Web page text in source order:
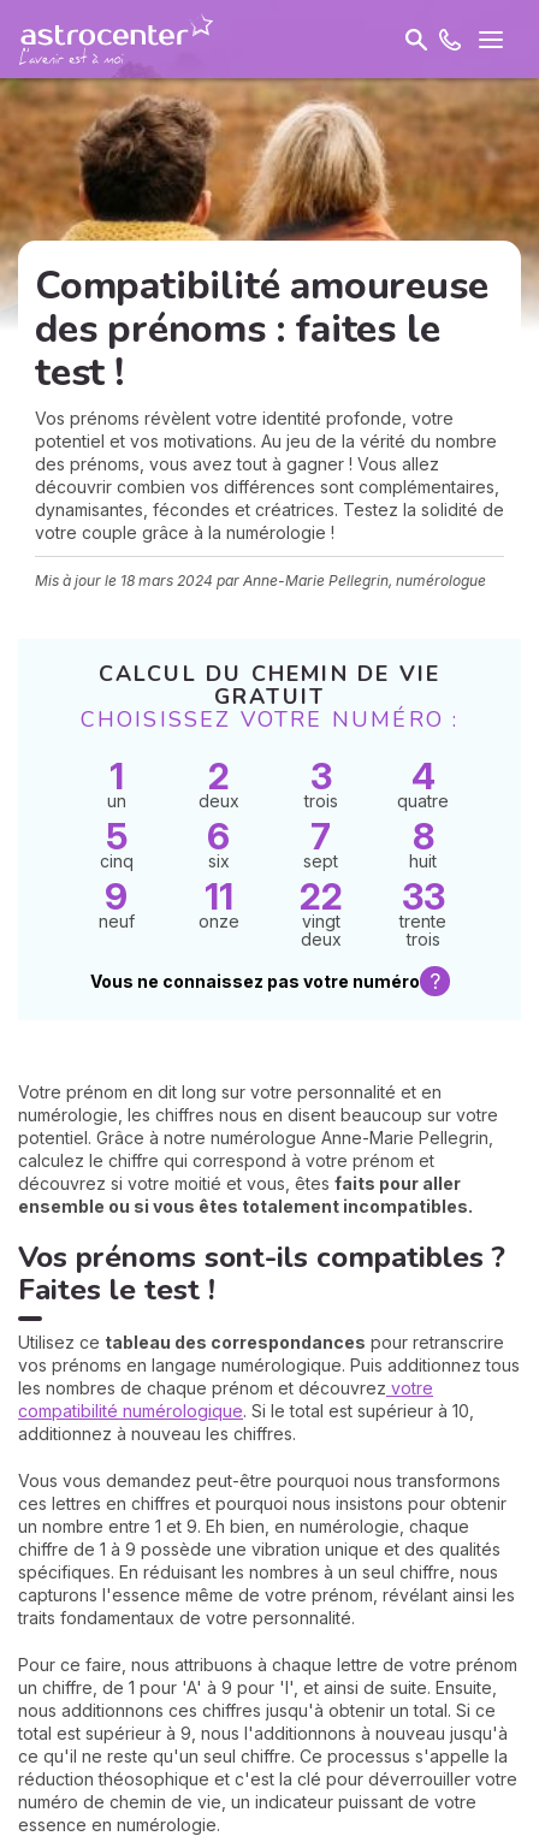
Compatibilité amoureuse
des prénoms : faites le
test !
Vos prénoms révèlent votre identité profonde, votre
potentiel et vos motivations. Au jeu de la vérité du nombre
des prénoms, vous avez tout à gagner ! Vous allez
découvrir combien vos différences sont complémentaires,
dynamisantes, fécondes et créatrices. Testez la solidité de
votre couple grâce à la numérologie !
Mis à jour le 18 mars 2024 par Anne-Marie Pellegrin, numérologue
CALCUL DU CHEMIN DE VIE
GRATUIT
CHOISISSEZ VOTRE NUMÉRO :
1
un
2
deux
3
trois
4
quatre
5
cinq
6
six
7
sept
8
huit
9
neuf
11
onze
22
vingt
deux
33
trente
trois
Vous ne connaissez pas votre numéro ?
Votre prénom en dit long sur votre personnalité et en
numérologie, les chiffres nous en disent beaucoup sur votre
potentiel. Grâce à notre numérologue Anne-Marie Pellegrin,
calculez le chiffre qui correspond à votre prénom et
découvrez si votre moitié et vous, êtes faits pour aller
ensemble ou si vous êtes totalement incompatibles.
Vos prénoms sont-ils compatibles ?
Faites le test !
Utilisez ce tableau des correspondances pour retranscrire
vos prénoms en langage numérologique. Puis additionnez tous
les nombres de chaque prénom et découvrez votre
compatibilité numérologique. Si le total est supérieur à 10,
additionnez à nouveau les chiffres.
Vous vous demandez peut-être pourquoi nous transformons
ces lettres en chiffres et pourquoi nous insistons pour obtenir
un nombre entre 1 et 9. Eh bien, en numérologie, chaque
chiffre de 1 à 9 possède une vibration unique et des qualités
spécifiques. En réduisant les nombres à un seul chiffre, nous
capturons l'essence même de votre prénom, révélant ainsi les
traits fondamentaux de votre personnalité.
Pour ce faire, nous attribuons à chaque lettre de votre prénom
un chiffre, de 1 pour 'A' à 9 pour 'I', et ainsi de suite. Ensuite,
nous additionnons ces chiffres jusqu'à obtenir un total. Si ce
total est supérieur à 9, nous l'additionnons à nouveau jusqu'à
ce qu'il ne reste qu'un seul chiffre. Ce processus s'appelle la
réduction théosophique et c'est la clé pour déverrouiller votre
numéro de chemin de vie, un indicateur puissant de votre
essence en numérologie.